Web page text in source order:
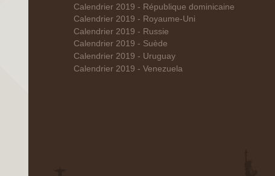
Calendrier 2019 - République dominicaine
Calendrier 2019 - Royaume-Uni
Calendrier 2019 - Russie
Calendrier 2019 - Suède
Calendrier 2019 - Uruguay
Calendrier 2019 - Venezuela